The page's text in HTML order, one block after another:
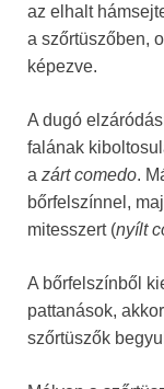
az elhalt
a szőrtüszőben,
képezve.
A dugó
falának
a zárt comedo.
bőrfelszínnel,
mitesszert (nyílt
A bőrfelszínből
pattanások,
szőrtüszők